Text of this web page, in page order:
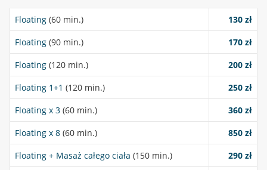
Floating (60 min.)
130 zł
Floating (90 min.)
170 zł
Floating (120 min.)
200 zł
Floating 1+1 (120 min.)
250 zł
Floating x 3 (60 min.)
360 zł
Floating x 8 (60 min.)
850 zł
Floating + Masaż całego ciała (150 min.)
290 zł